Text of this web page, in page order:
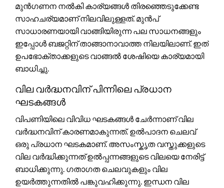
മുൻഗണന നൽകി കാര്യങ്ങൾ തിരഞ്ഞെടുക്കേണ്ട
സാഹചര്യമാണ് നിലവിലുള്ളത്. മുൻപ്
സാധാരണയായി വാങ്ങിയിരുന്ന പല സാധനങ്ങളും
ഇപ്പോൾ ബജറ്റിന് താങ്ങാനാവാത്ത നിലയിലാണ്. ഇത്
ഉപഭോക്താക്കളുടെ വാങ്ങൽ ശേഷിയെ കാര്യമായി
ബാധിച്ചു.
വില വർദ്ധനവിന് പിന്നിലെ പ്രധാന
ഘടകങ്ങൾ
വിപണിയിലെ വിവിധ ഘടകങ്ങൾ ചേർന്നാണ് വില
വർദ്ധനവിന് കാരണമാകുന്നത്. ഉൽപാദന ചെലവ്
ഒരു പ്രധാന ഘടകമാണ്. അസംസ്കൃത വസ്തുക്കളുടെ
വില വർദ്ധിക്കുന്നത് ഉൽപ്പന്നങ്ങളുടെ വിലയെ നേരിട്ട്
ബാധിക്കുന്നു. ഗതാഗത ചെലവുകളും വില
ഉയർത്തുന്നതിൽ പങ്കുവഹിക്കുന്നു. ഇന്ധന വില